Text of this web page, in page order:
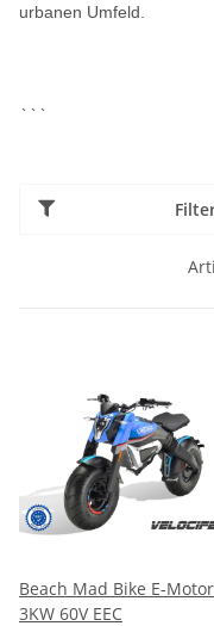
urbanen Umfeld.
```
Beach Mad Bike E-
3KW 60V EEC